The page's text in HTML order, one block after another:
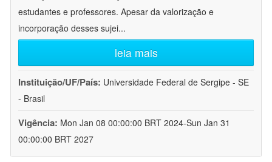
estudantes e professores. Apesar da valorização e
incorporação desses sujei...
leia mais
Instituição/UF/País: Universidade Federal de Sergipe - SE
- Brasil
Vigência: Mon Jan 08 00:00:00 BRT 2024-Sun Jan 31
00:00:00 BRT 2027